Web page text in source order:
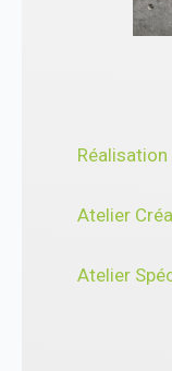
Atelier
Atelier